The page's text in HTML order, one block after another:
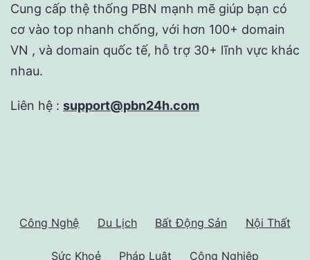
Cung cấp thệ thống PBN mạnh mẽ giúp bạn có
cơ vào top nhanh chống, với hơn 100+ domain
VN , và domain quốc tế, hỗ trợ 30+ lĩnh vực khác
nhau.
Liên hệ : support@pbn24h.com
Công Nghệ Du Lịch Bất Động Sản Nội Thất
Sức Khoẻ Pháp Luật Công Nghiệp